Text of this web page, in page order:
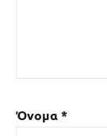
Όνομα*